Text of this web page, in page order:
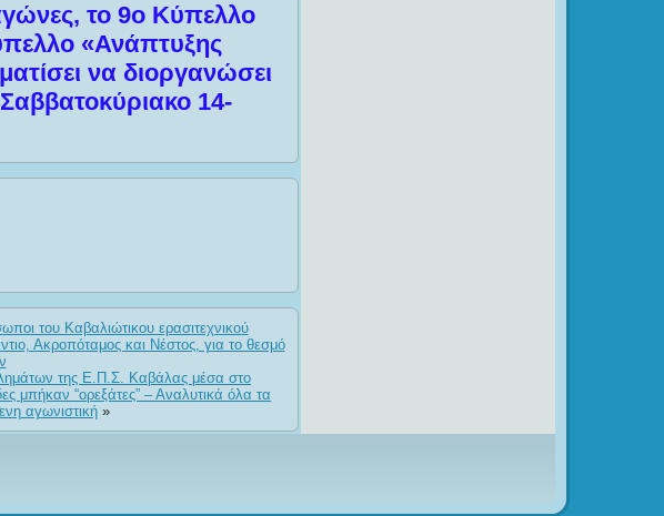
το 9ο Κύπελλο
«Ανάπτυξης
να διοργανώσει
14-
του Καβαλιώτικου ερασιτεχνικού
Ακροπόταμος και Νέστος, για το θεσμό
της Ε.Π.Σ. Καβάλας μέσα στο
μπήκαν “ορεξάτες” – Αναλυτικά όλα τα
αγωνιστική»